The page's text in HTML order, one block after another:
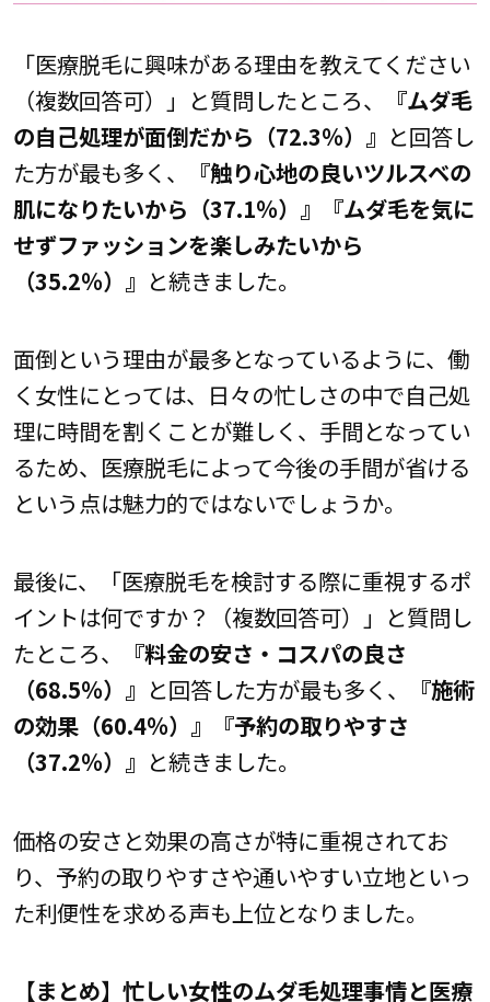
「医療脱毛に興味がある理由を教えてください
（複数回答可）」と質問したところ、
『ムダ毛
の自己処理が面倒だから（72.3％）』 と回答し
た方が最も多く、
『触り心地の良いツルスベの
肌になりたいから（37.1％）』『ムダ毛を気に
せずファッションを楽しみたいから
（35.2％）』 と続きました。
面倒という理由が最多となっているように、働
く女性にとっては、日々の忙しさの中で自己処
理に時間を割くことが難しく、手間となってい
るため、医療脱毛によって今後の手間が省ける
という点は魅力的ではないでしょうか。
最後に、「医療脱毛を検討する際に重視するポ
イントは何ですか？（複数回答可）」と質問し
たところ、
『料金の安さ・コスパの良さ
（68.5％）』 と回答した方が最も多く、
『施術
の効果（60.4％）』『予約の取りやすさ
（37.2％）』 と続きました。
価格の安さと効果の高さが特に重視されてお
り、予約の取りやすさや通いやすい立地といっ
た利便性を求める声も上位となりました。
【まとめ】忙しい女性のムダ毛処理事情と医療